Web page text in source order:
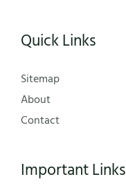
Quick Links
Sitemap
About
Contact
Important Links